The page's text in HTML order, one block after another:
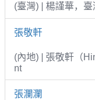
(臺灣) | 楊謹華，
張敬軒
(內地) | 張敬軒（
nt
張瀾瀾